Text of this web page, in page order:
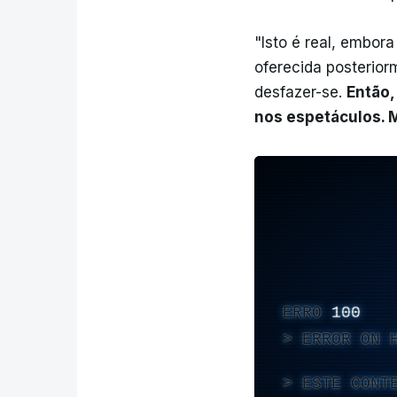
"Isto é real,
oferecida
desfazer-se.
nos espetáculos.
ERRO 100
ERROR ON
ESTE